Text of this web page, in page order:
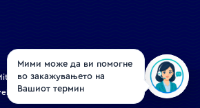
Clinic | All Rights Reserved. Designed and
byCreative House
Мими може да ви помогне
во закажувањето на
Вашиот термин